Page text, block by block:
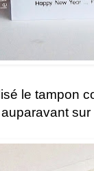
le tampon
auparavant